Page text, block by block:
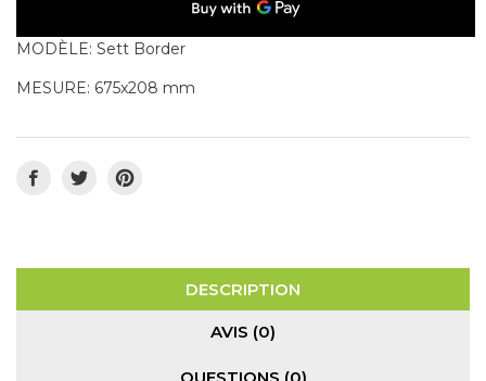
MODÈLE: Sett Border
MESURE: 675x208 mm
DESCRIPTION
AVIS (0)